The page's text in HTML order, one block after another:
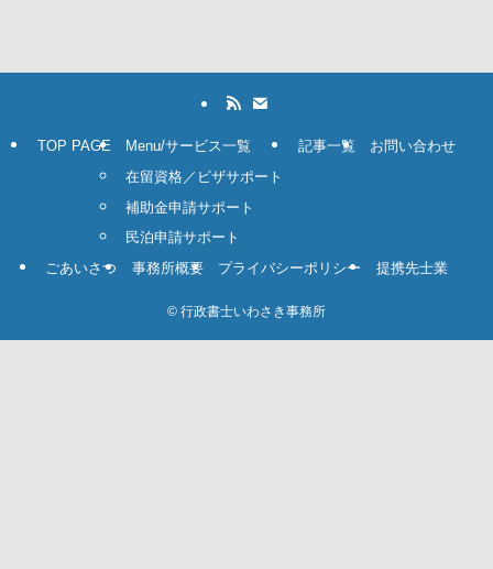
TOP PAGE
Menu/サービス一覧
在留資格／ビザサポート
補助金申請サポート
民泊申請サポート
記事一覧 お問い合わせ
ごあいさつ 事務所概要 プライバシーポリシー 提携先士業
© 行政書士いわさき事務所